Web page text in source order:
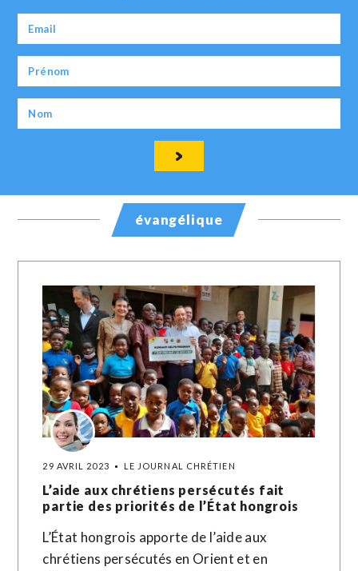
évangélique
29 AVRIL 2023 LE JOURNAL CHRÉTIEN
L’aide aux chrétiens persécutés fait
partie des priorités de l’État hongrois
L’État hongrois apporte de l’aide aux
chrétiens persécutés en Orient et en